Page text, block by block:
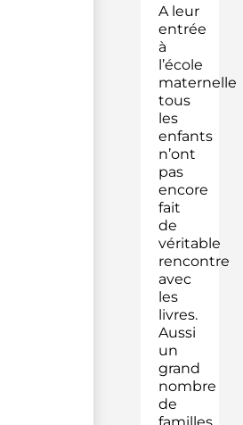
A leur
entrée
à
l’école
maternelle
tous
les
enfants
n’ont
pas
encore
fait
de
véritable
rencontre
avec
les
livres.
Aussi
un
grand
nombre
de